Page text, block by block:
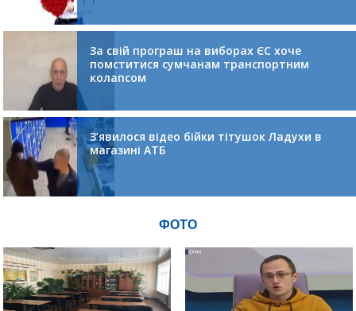
За свій програш на виборах ЄС хоче
помститися сумчанам транспортним
колапсом
З’явилося відео бійки тітушок Ладухи в
магазині АТБ
ФОТО